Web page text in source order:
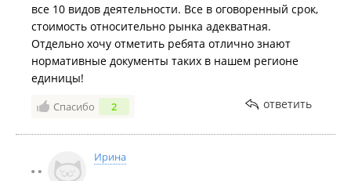
все 10 видов деятельности. Все в оговоренный срок,
стоимость относительно рынка адекватная.
Отдельно хочу отметить ребята отлично знают
нормативные документы таких в нашем регионе
единицы!
Спасибо 2 ответить
Ирина